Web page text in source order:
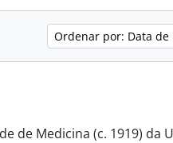
Ordenar por: Data de
de Medicina (c. 1919) da